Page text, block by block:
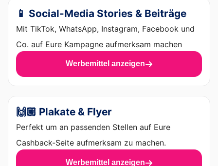
📱 Social-Media Stories & Beiträge
Mit TikTok, WhatsApp, Instagram, Facebook und
Co. auf Eure Kampagne aufmerksam machen
Werbemittel anzeigen
🙌🏼 Plakate & Flyer
Perfekt um an passenden Stellen auf Eure
Cashback-Seite aufmerksam zu machen.
Werbemittel anzeigen